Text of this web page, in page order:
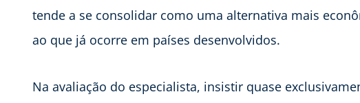
tende a se consolidar como uma alternativa mais
ao que já ocorre em países desenvolvidos.
Na avaliação do especialista, insistir quase